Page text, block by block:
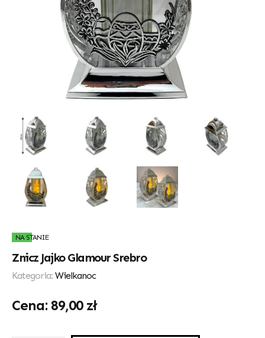
NA STANIE
Znicz Jajko Glamour Srebro
Kategoria: Wielkanoc
89,00 zł